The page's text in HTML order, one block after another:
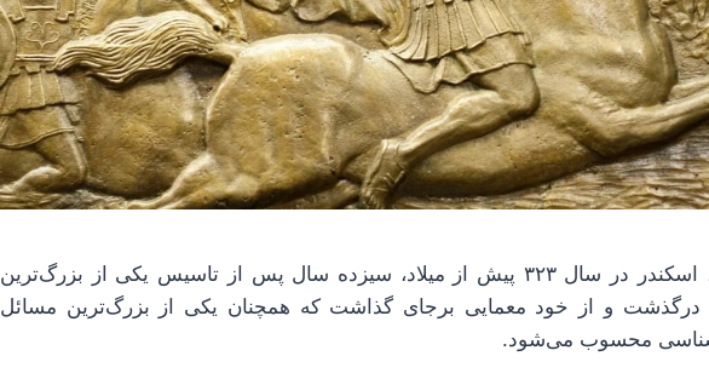
به گزارش خبرآنلاین، اسکندر در سال ۳۲۳ پیش از میلاد، سیزده سال پس از تاسیس یکی از بزرگ‌ترین
درگذشت و از خود معمایی برجای گذاشت که همچنان یکی از بزرگ‌ترین مسائل
محسوب می‌شود.